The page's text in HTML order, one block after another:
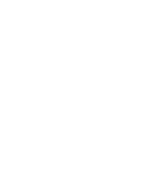
notificationAppId: